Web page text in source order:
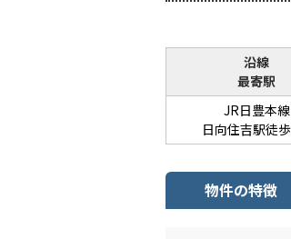
沿線
最寄駅
JR日豊本線
日向住吉駅徒
物件の特徴